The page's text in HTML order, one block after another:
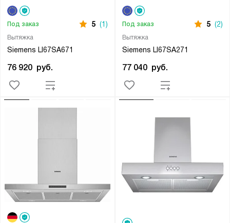
Вытяжка
Siemens LI67SA671
Под заказ 5 (1)
76 920 руб.
Вытяжка
Siemens LI67SA271
Под заказ 5 (2)
77 040 руб.